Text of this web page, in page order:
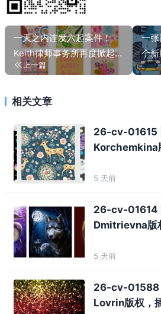
一天之内连发六起案件！
Keith律师事务所再度掀起维
权风暴，版权图片成重灾
上一篇
一
个
相关文章
26-cv-01615
Korchemkina
5 天前
26-cv-01614
Dmitrievna版
5 天前
26-cv-01588
Lovrin版权，